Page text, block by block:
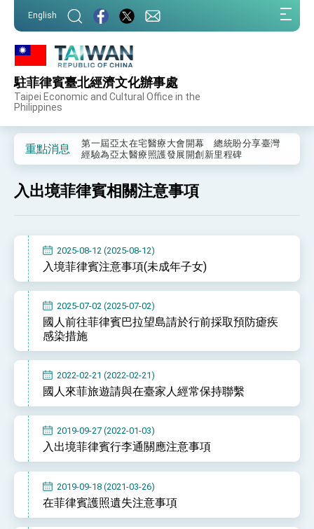
English
駐菲律賓臺北經濟文化辦事處
Taipei Economic and Cultural Office in the
Philippines
重點消息
外交部重要言論
事處」，進一步深化台美交流合作
第一屆亞太在宅醫療大會開幕 總統盼分享臺灣
經驗為亞太醫療照護發展開創新里程碑
及「台灣智慧醫療與健康產業展」預告短片，向
世界展現台灣守護全球健康的創新能量
總統出訪史瓦帝尼返國談話 強調臺灣人有權利
訪問
總統與五院院長新春茶敘 盼化分歧為團結、為
國家邁出合作第一步
總統農曆春節談話
台美貿易協議完成簽署達成6大目標、創5大歷史
性突破 總統強調將以3大面向加速臺灣經濟轉型
升級 籲請立院全力支持並盡速通過
臺美簽署「對等貿易協定」確立對等關稅15%且不
疊加 我輸美2072項產品豁免對等關稅
總統接受「法新社」（AFP）專訪內容
外交部長林佳龍於《外交事務》撰文指出：自由
世界 需要台灣，團結合作方能守護繁榮
「見證蛻變，分享世界的光華」開幕式，期許數
位轉 型迎向下個50年
總統主持「台美經濟繁榮夥伴對話」記者會 說
明臺美合作三大戰略方向 盼與民主夥伴共同引
領 下一個世代的繁榮
述印太安全局勢，籲深化台印尼半導體供應鏈合
作
外交部長林佳龍午宴歡迎美國聯邦參議員蓋耶哥
訪問團
入出境菲律賓相關注意事項
2025-08-12 (2025-08-12)
入境菲律賓注意事項(未成年子女)
2025-07-02 (2025-07-02)
國人前往菲律賓巴拉望島請於行前採取預防瘧疾
感染措施
2022-02-21 (2022-02-21)
國人來菲旅遊請與在臺家人經常保持聯繫
2019-09-27 (2022-01-03)
入出境菲律賓行李通關應注意事項
2019-09-18 (2021-03-26)
在菲律賓護照遺失注意事項